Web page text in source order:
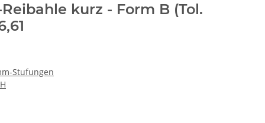
kurz - Form B (Tol.
Stufungen